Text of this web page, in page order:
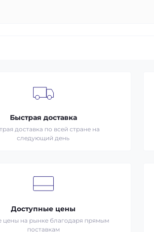
Быстрая доставка
доставка по всей стране на
следующий день
Доступные цены
цены на рынке благодаря прямым
поставкам